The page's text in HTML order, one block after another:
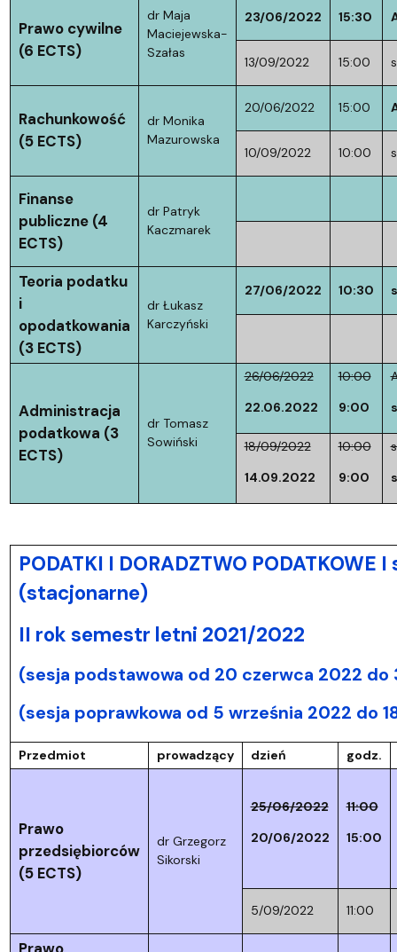
Prawo cywilne
(6 ECTS)
dr Maja
Maciejewska-
Szałas
23/06/2022 15:30
13/09/2022 15:00
Rachunkowość
(5 ECTS)
dr Monika
Mazurowska
20/06/2022 15:00
10/09/2022 10:00
Finanse
publiczne (4
ECTS)
dr Patryk
Kaczmarek
Teoria podatku
i
opodatkowania
(3 ECTS)
dr Łukasz
Karczyński
27/06/2022 10:30
Administracja
podatkowa (3
ECTS)
dr Tomasz
Sowiński
26/06/2022
22.06.2022
10:00
9:00
18/09/2022
14.09.2022
10:00
9:00
PODATKI I DORADZTWO PODATKOWE
(stacjonarne)
II rok semestr letni 2021/2022
(sesja podstawowa od 20 czerwca 2022 do
(sesja poprawkowa od 5 września 2022 do
Przedmiot prowadzący dzień godz.
Prawo
przedsiębiorców
(5 ECTS)
dr Grzegorz
Sikorski
25/06/2022
20/06/2022
11:00
15:00
5/09/2022 11:00
Prawo